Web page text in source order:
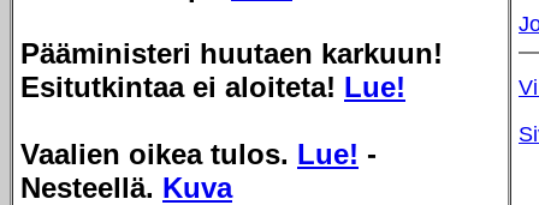
Pääministeri huutaen karkuun!
Esitutkintaa ei aloiteta! Lue!
Vaalien oikea tulos. Lue! -
Nesteellä. Kuva